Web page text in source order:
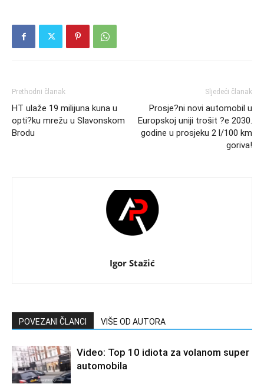
Prethodni članak
HT ulaže 19 milijuna kuna u
opti?ku mrežu u Slavonskom
Brodu
Sljedeći članak
Prosje?ni novi automobil u
Europskoj uniji trošit ?e 2030.
godine u prosjeku 2 l/100 km
goriva!
Igor Stažić
POVEZANI ČLANCI VIŠE OD AUTORA
Video: Top 10 idiota za volanom super
automobila